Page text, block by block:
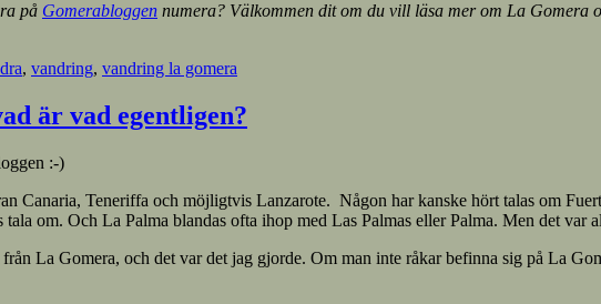
på Gomerabloggen numera? Välkommen dit om du vill läsa mer om La
, vandring, vandring la gomera
är vad egentligen?
:-)
Canaria, Teneriffa och möjligtvis Lanzarote. Någon har kanske hört talas om
om. Och La Palma blandas ofta ihop med Las Palmas eller Palma. Men det var
La Gomera, och det var det jag gjorde. Om man inte råkar befinna sig på La